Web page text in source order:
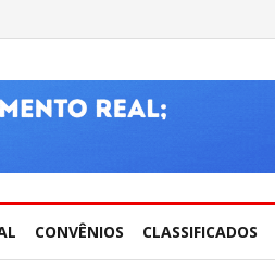
CONVÊNIOS CLASSIFICADOS